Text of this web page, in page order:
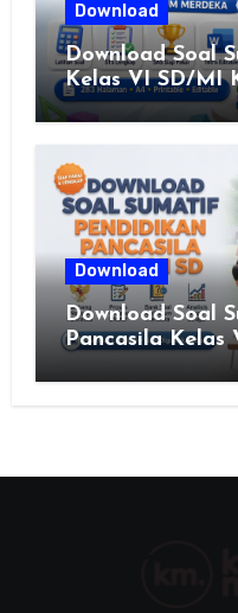
Download
Download Soal
Kelas VI SD/MI
Download
Download Soal
Pancasila Kelas
Merdeka,